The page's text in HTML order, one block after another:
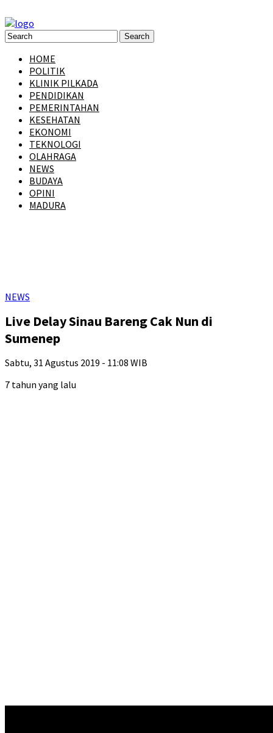
HOME
POLITIK
KLINIK PILKADA
PENDIDIKAN
PEMERINTAHAN
KESEHATAN
EKONOMI
TEKNOLOGI
OLAHRAGA
NEWS
BUDAYA
OPINI
MADURA
NEWS
Live Delay Sinau Bareng Cak Nun di
Sumenep
Sabtu, 31 Agustus 2019 - 11:08 WIB
7 tahun yang lalu